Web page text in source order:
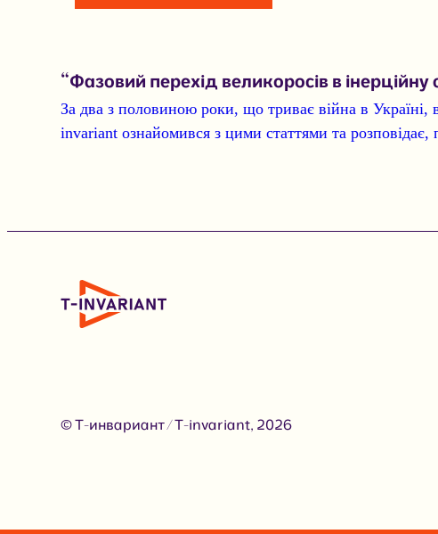
“Фазовий перехід великоросів в
За два з половиною роки, що триває війна в
invariant ознайомився з цими статтями та
© Т-инвариант / T-invariant, 2026